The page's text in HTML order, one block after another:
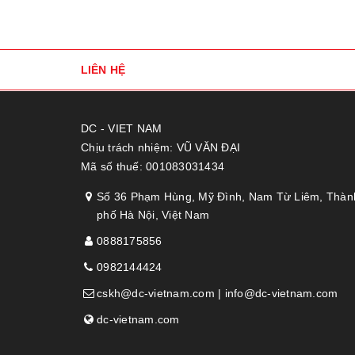
LIÊN HỆ
DC - VIET NAM
Chịu trách nhiệm: VŨ VĂN ĐẠI
Mã số thuế: 001083031434
Số 36 Phạm Hùng, Mỹ Đình, Nam Từ Liêm,
phố Hà Nội, Việt Nam
0888175856
0982144424
cskh@dc-vietnam.com | info@dc-vietnam.com
dc-vietnam.com